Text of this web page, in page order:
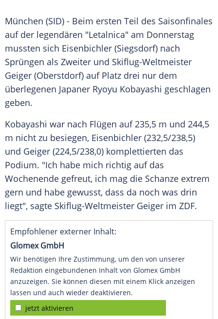
München (SID) - Beim ersten Teil des Saisonfinales
auf der legendären "Letalnica" am Donnerstag
mussten sich Eisenbichler (Siegsdorf) nach
Sprüngen als Zweiter und Skiflug-Weltmeister
Geiger (Oberstdorf) auf Platz drei nur dem
überlegenen Japaner Ryoyu Kobayashi geschlagen
geben.
Kobayashi war nach Flügen auf 235,5 m und 244,5
m nicht zu besiegen, Eisenbichler (232,5/238,5)
und Geiger (224,5/238,0) komplettierten das
Podium. "Ich habe mich richtig auf das
Wochenende gefreut, ich mag die Schanze extrem
gern und habe gewusst, dass da noch was drin
liegt", sagte Skiflug-Weltmeister Geiger im ZDF.
Empfohlener externer Inhalt:
Glomex GmbH
Wir benötigen Ihre Zustimmung, um den von unserer
Redaktion eingebundenen Inhalt von Glomex GmbH
anzuzeigen. Sie können diesen mit einem Klick anzeigen
lassen und auch wieder deaktivieren.
jetzt aktivieren